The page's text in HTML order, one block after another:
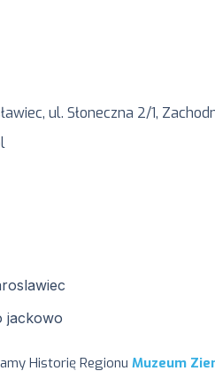
ul. Słoneczna 2/1,
Historię Regionu Muzeum